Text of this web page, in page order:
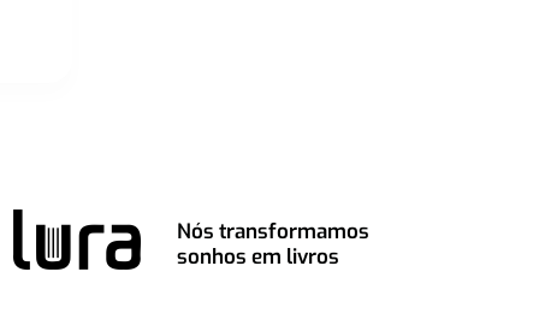
Nós transformamos
sonhos em livros